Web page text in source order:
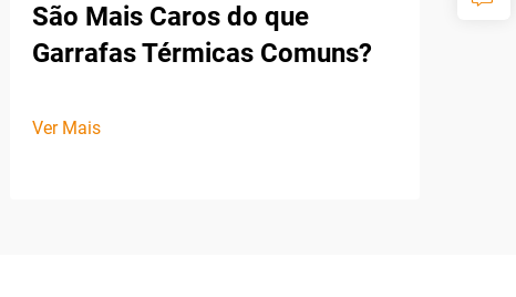
São Mais Caros do que
Garrafas Térmicas Comuns?
Ver Mais